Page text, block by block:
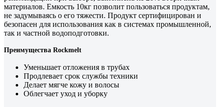
материалов. Емкость 10кг позволит пользоваться продуктам,
не задумываясь о его тяжести. Продукт сертифицирован и
безопасен для использования как в системах промышленной,
так и частной водоподготовки.
Преимущества Rockmelt
Уменьшает отложения в трубах
Продлевает срок службы техники
Делает мягче кожу и волосы
Облегчает уход и уборку